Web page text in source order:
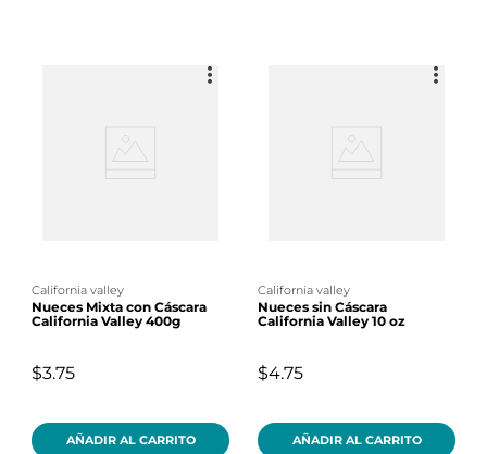
california valley
Nueces Mixta con Cáscara
California Valley 400g
$3.75
AÑADIR AL CARRITO
california valley
Nueces sin Cáscara
California Valley 10 oz
$4.75
AÑADIR AL CARRITO